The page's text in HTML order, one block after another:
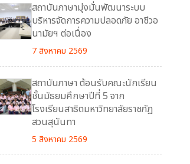
สถาบันภาษามุ่งมั่นพัฒนาระบบ
บริหารจัดการความปลอดภัย อาชีวอ
นามัยฯ ต่อเนื่อง
7 สิงหาคม 2569
สถาบันภาษา ต้อนรับคณะนักเรียน
ชั้นมัธยมศึกษาปีที่ 5 จาก
โรงเรียนสาธิตมหาวิทยาลัยราชภัฏ
สวนสุนันทา
5 สิงหาคม 2569